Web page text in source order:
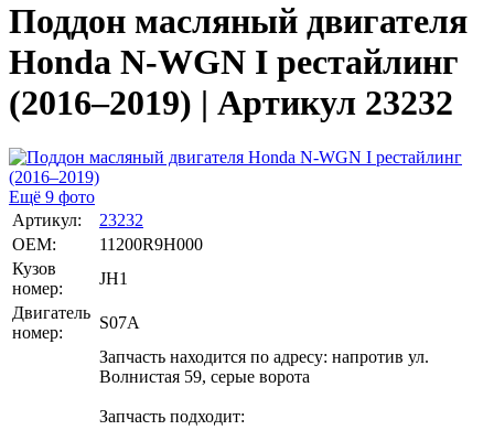
Поддон масляный двигателя
Honda N-WGN I рестайлинг
(2016–2019) | Артикул 23232
Ещё 9 фото
Артикул:
23232
OEM:
11200R9H000
Кузов
номер:
JH1
Двигатель
номер:
S07A
Запчасть находится по адресу: напротив ул.
Волнистая 59, серые ворота
Запчасть подходит: